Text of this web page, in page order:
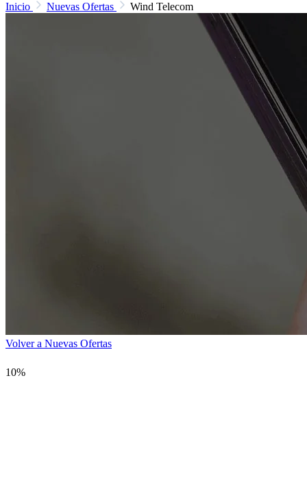
Inicio Nuevas Ofertas Wind Telecom
Volver a Nuevas Ofertas
10%